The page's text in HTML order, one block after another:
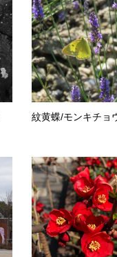
紋黄蝶/モンキチョ